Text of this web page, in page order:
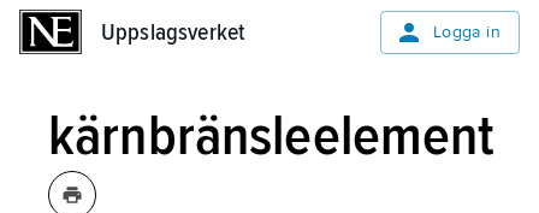
Uppslagsverket Logga in
kärnbränsleelement